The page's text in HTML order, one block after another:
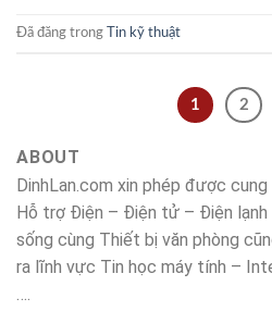
Đã đăng trong Tin kỹ thuật
1 2
ABOUT
DinhLan.com xin phép được
Hỗ trợ Điện – Điện tử – Điện
sống cùng Thiết bị văn phòng
ra lĩnh vực Tin học máy tính –
….